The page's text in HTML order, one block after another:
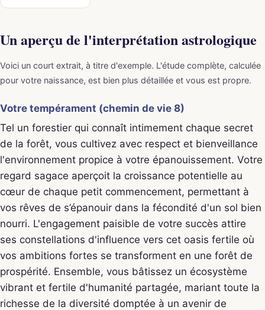
Un aperçu de l'interprétation astrologique
Voici un court extrait, à titre d'exemple. L'étude complète, calculée
pour votre naissance, est bien plus détaillée et vous est propre.
Votre tempérament (chemin de vie 8)
Tel un forestier qui connaît intimement chaque secret
de la forêt, vous cultivez avec respect et bienveillance
l'environnement propice à votre épanouissement. Votre
regard sagace aperçoit la croissance potentielle au
cœur de chaque petit commencement, permettant à
vos rêves de s’épanouir dans la fécondité d'un sol bien
nourri. L'engagement paisible de votre succès attire
ses constellations d'influence vers cet oasis fertile où
vos ambitions fortes se transforment en une forêt de
prospérité. Ensemble, vous bâtissez un écosystème
vibrant et fertile d'humanité partagée, mariant toute la
richesse de la diversité domptée à un avenir de